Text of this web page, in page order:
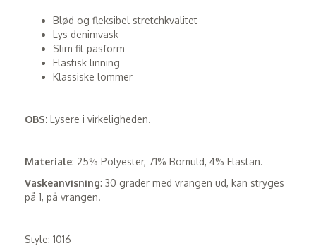
Blød og fleksibel stretchkvalitet
Lys denimvask
Slim fit pasform
Elastisk linning
Klassiske lommer
OBS: Lysere i virkeligheden.
Materiale: 25% Polyester, 71% Bomuld, 4% Elastan.
Vaskeanvisning: 30 grader med vrangen ud, kan stryges
på 1, på vrangen.
Style: 1016